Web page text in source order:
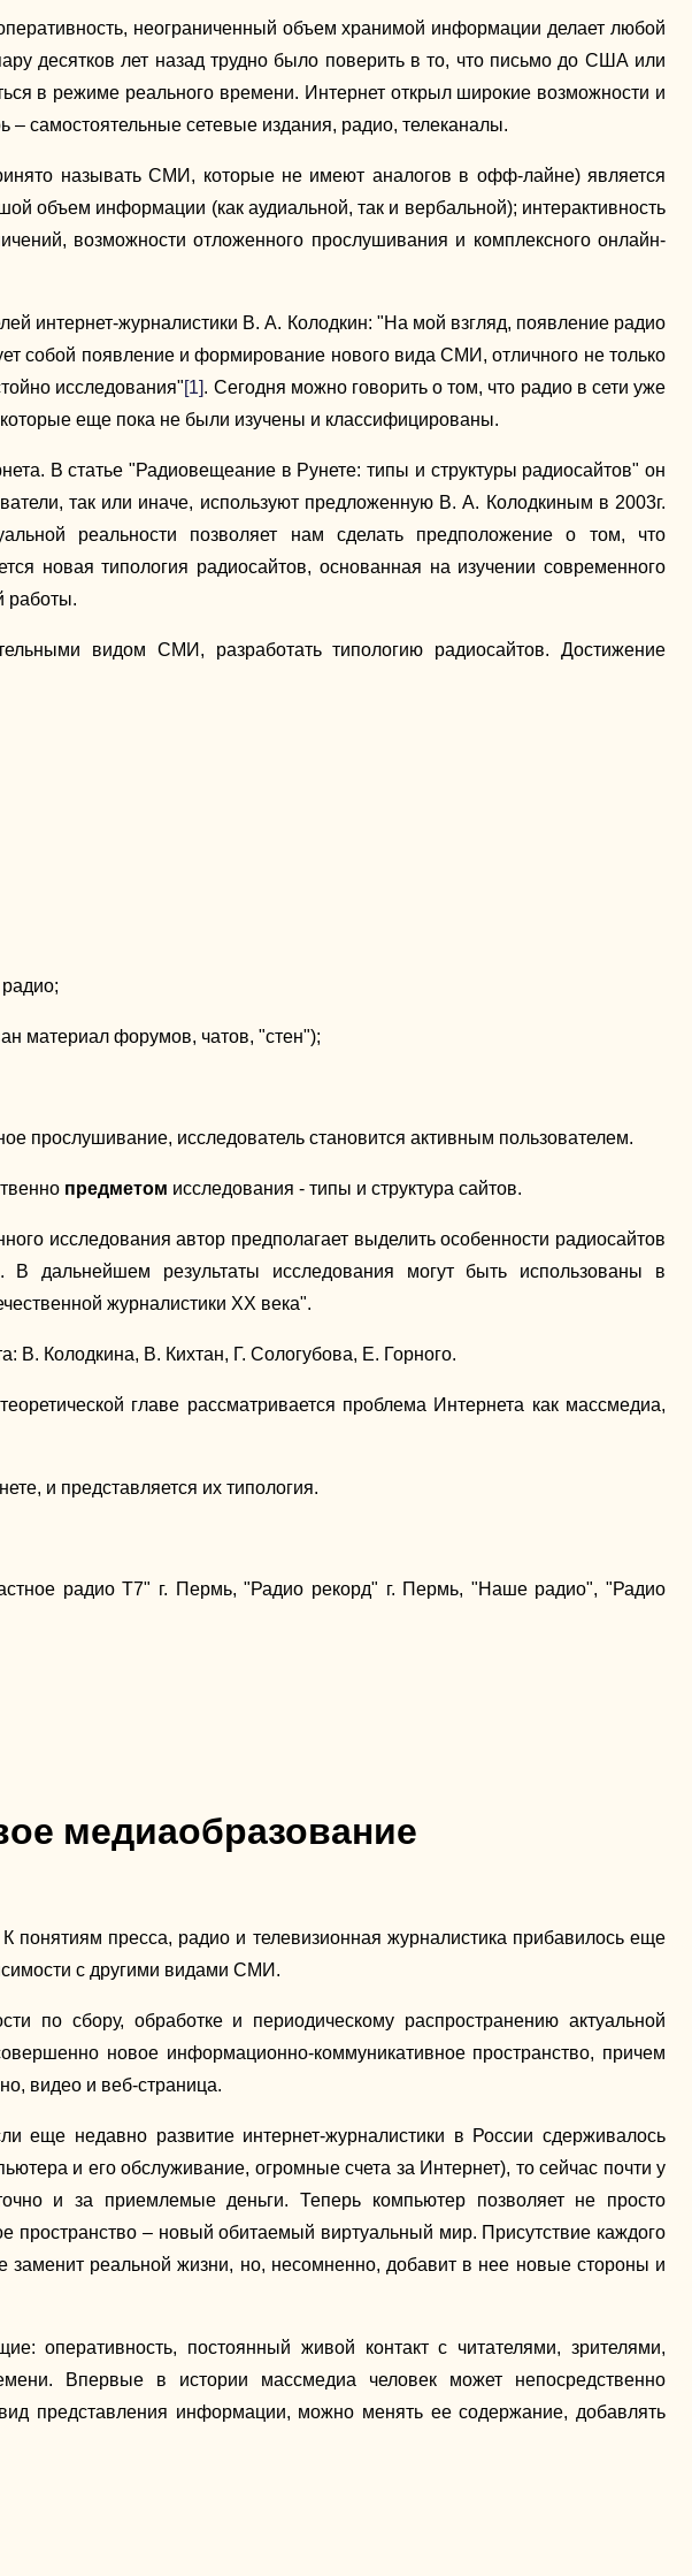
неограниченный объем хранимой информации делает любой
десятков лет назад трудно было поверить в то, что письмо до США или
в режиме реального времени. Интернет открыл широкие возможности и
самостоятельные сетевые издания, радио, телеканалы.
называть СМИ, которые не имеют аналогов в офф-лайне) является
объем информации (как аудиальной, так и вербальной); интерактивность
возможности отложенного прослушивания и комплексного онлайн-
интернет-журналистики В. А. Колодкин: "На мой взгляд, появление радио
собой появление и формирование нового вида СМИ, отличного не только
исследования"[1]. Сегодня можно говорить о том, что радио в сети уже
еще пока не были изучены и классифицированы.
В статье "Радиовещеание в Рунете: типы и структуры радиосайтов" он
так или иначе, используют предложенную В. А. Колодкиным в 2003г.
реальности позволяет нам сделать предположение о том, что
новая типология радиосайтов, основанная на изучении современного
работы.
видом СМИ, разработать типологию радиосайтов. Достижение
материал форумов, чатов, "стен");
прослушивание, исследователь становится активным пользователем.
предметом исследования - типы и структура сайтов.
исследования автор предполагает выделить особенности радиосайтов
дальнейшем результаты исследования могут быть использованы в
журналистики XX века".
В. Колодкина, В. Кихтан, Г. Сологубова, Е. Горного.
главе рассматривается проблема Интернета как массмедиа,
и представляется их типология.
радио Т7" г. Пермь, "Радио рекорд" г. Пермь, "Наше радио", "Радио
медиаобразование
пресса, радио и телевизионная журналистика прибавилось еще
с другими видами СМИ.
по сбору, обработке и периодическому распространению актуальной
новое информационно-коммуникативное пространство, причем
видео и веб-страница.
еще недавно развитие интернет-журналистики в России сдерживалось
и его обслуживание, огромные счета за Интернет), то сейчас почти у
и за приемлемые деньги. Теперь компьютер позволяет не просто
пространство – новый обитаемый виртуальный мир. Присутствие каждого
заменит реальной жизни, но, несомненно, добавит в нее новые стороны и
оперативность, постоянный живой контакт с читателями, зрителями,
Впервые в истории массмедиа человек может непосредственно
представления информации, можно менять ее содержание, добавлять